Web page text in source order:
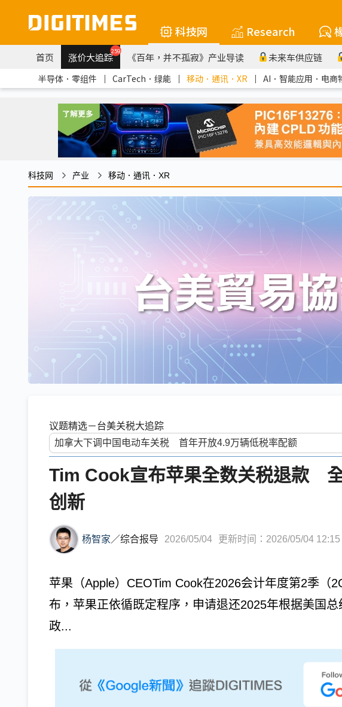
科技网 Research
首页 涨价大追踪259 《百年，并不孤寂》产业导读 未来车供应链
半导体．零组件 ｜ CarTech．绿能 ｜ 移动．通讯．XR ｜ AI．智能应用．电商
科技网 产业 移动．通讯．XR
议题精选－台美关税大追踪
Tim Cook宣布苹果全数关税退款
创新
杨智家 ／综合报导 2026/05/04 更新时间：2026/05/04 12:15
苹果（Apple）CEOTim Cook在2026会计年度第2季（
布，苹果正依循既定程序，申请退还2025年根据美国总
政...